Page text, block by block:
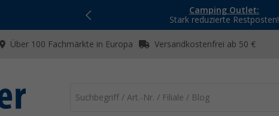
Camping Outlet:
Stark reduzierte Restposten!
Über 100 Fachmärkte in Europa Versandkostenfrei ab 50 €